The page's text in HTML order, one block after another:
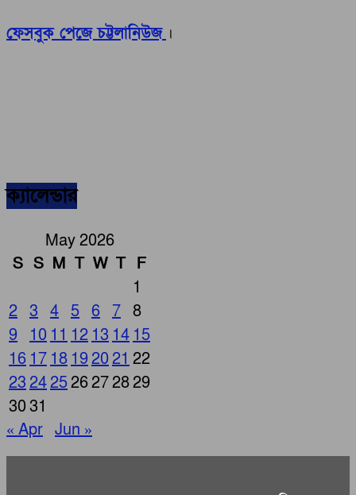
ফেসবুক পেজে চট্টলানিউজ ।
ক্যালেন্ডার
May 2026
S S M T W T F
1
2 3 4 5 6 7 8
9
10 11 12 13 14 15
16 17 18 192021 22
23242526272829
3031
« Apr Jun »